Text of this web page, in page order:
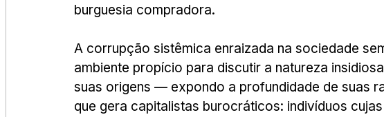
burguesia compradora.
A corrupção sistêmica enraizada na sociedade
ambiente propício para discutir a natureza
suas origens — expondo a profundidade de suas
que gera capitalistas burocráticos: indivíduos